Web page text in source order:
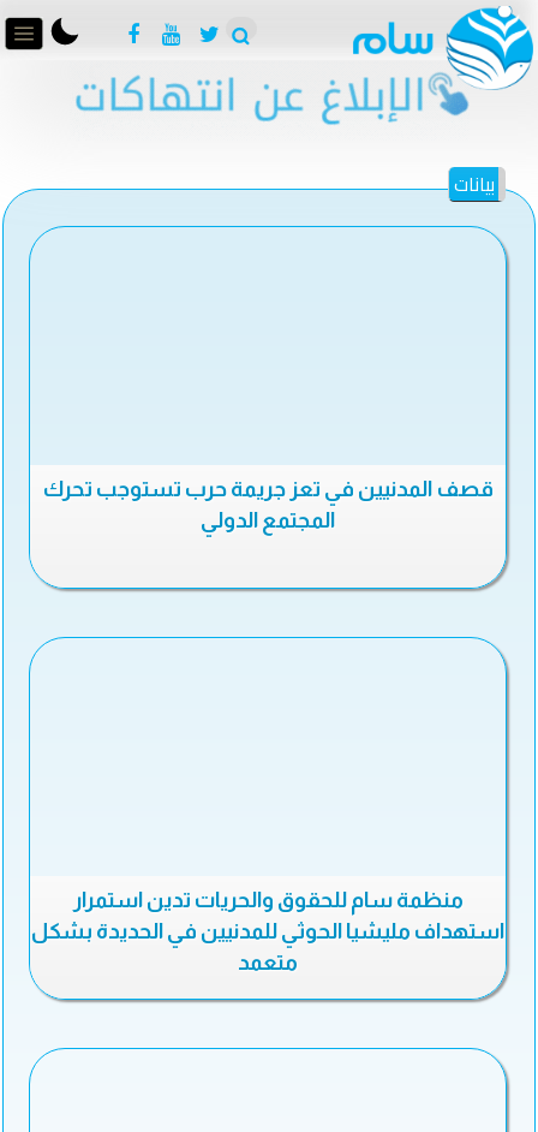
بيانات
قصف المدنيين في تعز جريمة حرب تستوجب تحرك
المجتمع الدولي
منظمة سام للحقوق والحريات تدين استمرار
استهداف مليشيا الحوثي للمدنيين في الحديدة بشكل
متعمد